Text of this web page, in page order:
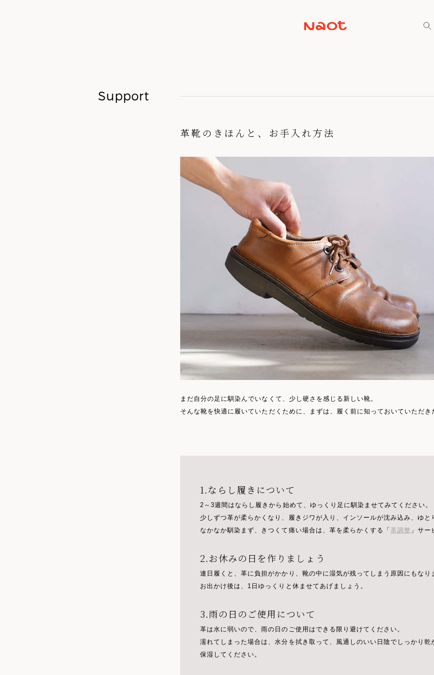
Support
革靴のきほんと、お手入れ方法
まだ自分の足に馴染んでいなくて、少し硬さを感じる新しい靴。
そんな靴を快適に履いていただくために、まずは、履く前に知っておいていただ
1.ならし履きについて
2～3週間はならし履きから始めて、ゆっくり足に馴染ませてみてください。
少しずつ革が柔らかくなり、履きジワが入り、インソールが沈み込み、ゆと
なかなか馴染まず、きつくて痛い場合は、革を柔らかくする「革調整 」サ
2.お休みの日を作りましょう
連日履くと、革に負担がかかり、靴の中に湿気が残ってしまう原因にもなり
お出かけ後は、1日ゆっくりと休ませてあげましょう。
3.雨の日のご使用について
革は水に弱いので、雨の日のご使用はできる限り避けてください。
濡れてしまった場合は、水分を拭き取って、風通しのいい日陰でしっかり
保湿してください。